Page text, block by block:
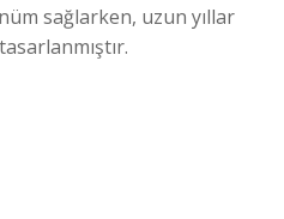
sağlarken, uzun yıllar